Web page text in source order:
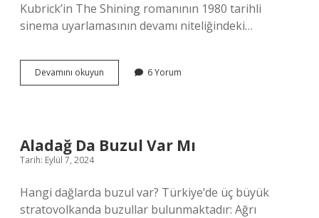
Kubrick’in The Shining romanının 1980 tarihli
sinema uyarlamasının devamı niteliğindeki…
Devamını okuyun
Filmi
6 Yorum
Aladağ Da Buzul Var Mı
Tarih: Eylül 7, 2024
Hangi dağlarda buzul var? Türkiye’de üç büyük
stratovolkanda buzullar bulunmaktadır: Ağrı